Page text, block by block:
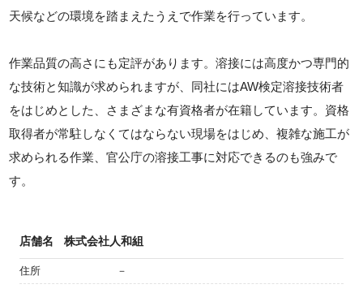
天候などの環境を踏まえたうえで作業を行っています。
作業品質の高さにも定評があります。溶接には高度かつ専門的
な技術と知識が求められますが、同社にはAW検定溶接技術者
をはじめとした、さまざまな有資格者が在籍しています。資格
取得者が常駐しなくてはならない現場をはじめ、複雑な施工が
求められる作業、官公庁の溶接工事に対応できるのも強みで
す。
店舗名 株式会社人和組
住所 －